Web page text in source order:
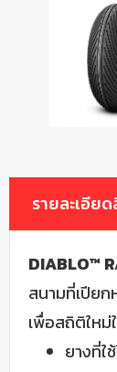
รายละเอีย
DIABLO™
สนามที่เปีย
เพื่อสถิติใหม่
ยางที่ใ